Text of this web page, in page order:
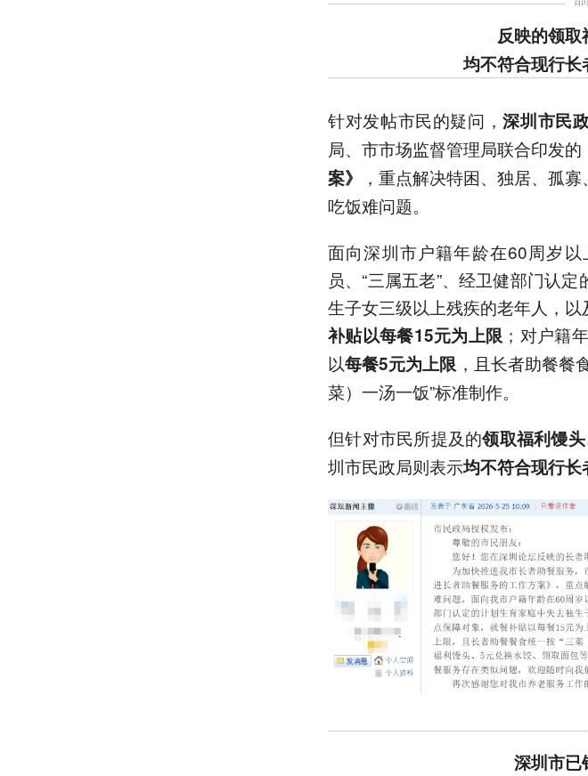
反映的领
均不符合现行
针对发帖市民的疑问，深圳市民
局、市市场监督管理局联合印发的
案》
，重点解决特困、独居、孤
吃饭难问题。
面向深圳市户籍年龄在60周岁
员、“三属五老”、经卫健部门认
生子女三级以上残疾的老年人，
补贴以每餐15元为上限 ；对户籍
以每餐5元为上限 ，且长者助餐餐
菜）一汤一饭”标准制作。
但针对市民所提及的领取福利馒头
圳市民政局则表示均不符合现行
深圳市已